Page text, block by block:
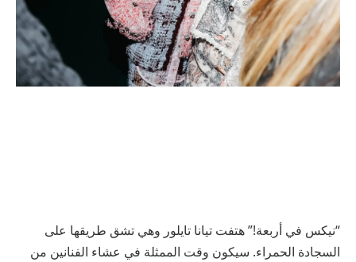
“نيكس في أربعة!” هتفت تيانا تايلور وهي تشق طريقها على
السجادة الحمراء. سيكون وقت الممثلة في عشاء الفنانين من